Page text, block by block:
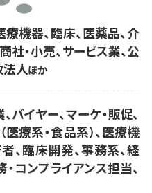
療機器、臨床、医薬品、介
社・小売、サービス業、公
法人ほか
バイヤー、マーケ・販促、
医療系・食品系）、医療機
、臨床開発、事務系、経
コンプライアンス担当、